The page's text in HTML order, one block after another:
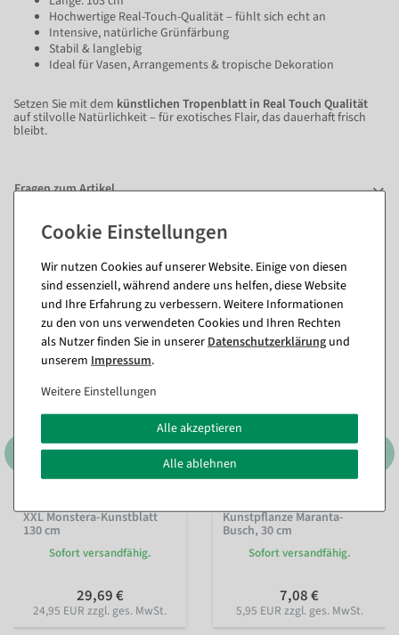
Hochwertige Real-Touch-Qualität – fühlt sich echt an
Intensive, natürliche Grünfärbung
Stabil & langlebig
Ideal für Vasen, Arrangements & tropische Dekoration
Setzen Sie mit dem künstlichen Tropenblatt in Real Touch Qualität
auf stilvolle Natürlichkeit – für exotisches Flair, das dauerhaft frisch
bleibt.
Fragen zum Artikel
Passende Artikel zu diesem Produkt
(8)
XXL Monstera-Kunstblatt
130 cm
Sofort versandfähig.
29,69 €
24,95 EUR zzgl. ges. MwSt.
Kunstpflanze Maranta-
Busch, 30 cm
Sofort versandfähig.
7,08 €
5,95 EUR zzgl. ges. MwSt.
Wir nutzen Cookies auf unserer Website. Einige von diesen
sind essenziell, während andere uns helfen, diese Website
und Ihre Erfahrung zu verbessern. Weitere Informationen
zu den von uns verwendeten Cookies und Ihren Rechten
als Nutzer finden Sie in unsererDaten­schutz­erklärung und
unserem Impressum.
Weitere Einstellungen
Alle akzeptieren
Alle ablehnen